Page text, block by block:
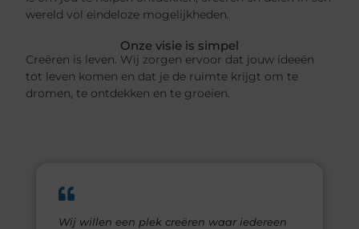
wereld vol eindeloze mogelijkheden.
Onze visie is simpel
Creëren is leven. Wij zorgen ervoor dat jouw ideeën
tot leven komen en dat je de ruimte krijgt om te
dromen, te ontdekken en te groeien.
Wij willen een plek creëren waar iedereen